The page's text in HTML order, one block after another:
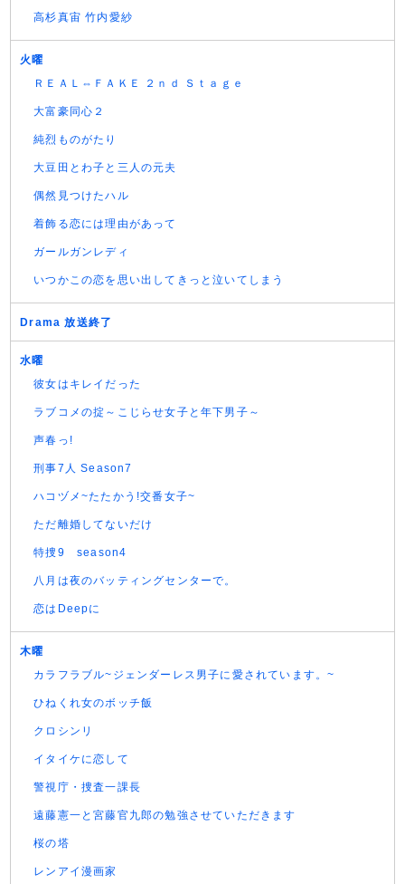
高杉真宙 竹内愛紗
火曜
ＲＥＡＬ⇔ＦＡＫＥ ２ｎｄ Ｓｔａｇｅ
大富豪同心２
純烈ものがたり
大豆田とわ子と三人の元夫
偶然見つけたハル
着飾る恋には理由があって
ガールガンレディ
いつかこの恋を思い出してきっと泣いてしまう
Drama 放送終了
水曜
彼女はキレイだった
ラブコメの掟～こじらせ女子と年下男子～
声春っ!
刑事7人 Season7
ハコヅメ~たたかう!交番女子~
ただ離婚してないだけ
特捜9 season4
八月は夜のバッティングセンターで。
恋はDeepに
木曜
カラフラブル~ジェンダーレス男子に愛されています。~
ひねくれ女のボッチ飯
クロシンリ
イタイケに恋して
警視庁・捜査一課長
遠藤憲一と宮藤官九郎の勉強させていただきます
桜の塔
レンアイ漫画家